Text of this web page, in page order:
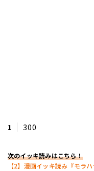
1 300
次のイッキ読みはこちら！
【2】漫画イッキ読み『モラ